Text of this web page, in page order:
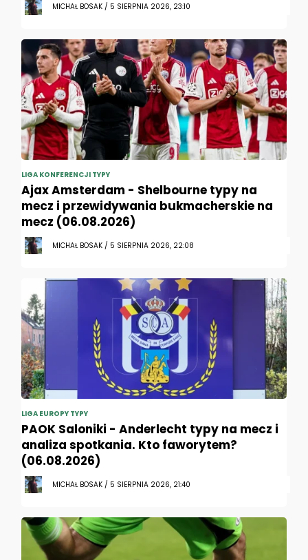
MICHAŁ BOSAK / 5 SIERPNIA 2026, 23:10
LIGA KONFERENCJI TYPY
Ajax Amsterdam - Shelbourne typy na
mecz i przewidywania bukmacherskie na
mecz (06.08.2026)
MICHAŁ BOSAK / 5 SIERPNIA 2026, 22:08
LIGA EUROPY TYPY
PAOK Saloniki - Anderlecht typy na mecz i
analiza spotkania. Kto faworytem?
(06.08.2026)
MICHAŁ BOSAK / 5 SIERPNIA 2026, 21:40